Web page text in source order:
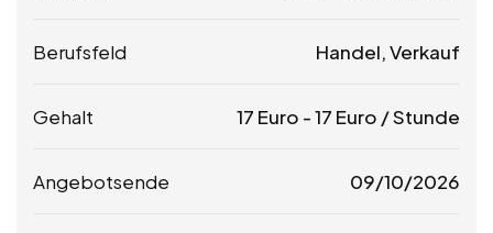
Berufsfeld Handel, Verkauf
Gehalt 17 Euro -17 Euro / Stunde
Angebotsende 09/10/2026